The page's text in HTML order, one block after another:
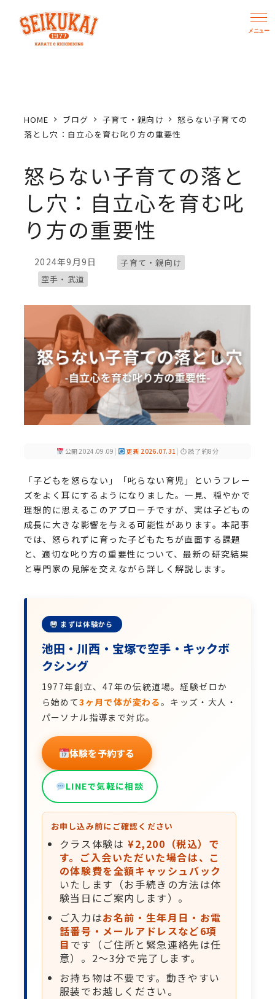
HOME ブログ 子育て・親向け
怒らない子育ての
落とし穴：自立心を育む叱り方の重要性
怒らない子育ての落と
し穴：自立心を育む叱
り方の重要性
投稿日
2024年9月9日 ブログカテゴリー
子育て・親向け
ブログカテゴリー
空手・武道
公開 2024.09.09 | 更新 2026.07.31 | ⏱ 読了 約8分
「子どもを怒らない」「叱らない育児」というフレー
ズをよく耳にするようになりました。一見、穏やかで
理想的に思えるこのアプローチですが、実は子どもの
成長に大きな影響を与える可能性があります。本記事
では、怒られずに育った子どもたちが直面する課題
と、適切な叱り方の重要性について、最新の研究結果
と専門家の見解を交えながら詳しく解説します。
まずは体験から
池田・川西・宝塚で空手・キックボ
クシング
1977年創立、47年の伝統道場。経験ゼロか
ら始めて3ヶ月で体が変わる。キッズ・大人・
パーソナル指導まで対応。
体験を予約する
LINEで気軽に相談
お申し込み前にご確認ください
クラス体験は¥2,200（税込）で
す。ご入会いただいた場合は、こ
の体験費を全額キャッシュバック
いたします（お手続きの方法は体
験当日にご案内します）。
ご入力はお名前・生年月日・お電
話番号・メールアドレスなど6項
目 です（ご住所と緊急連絡先は任
意）。2〜3分で完了します。
お持ち物は不要です。動きやすい
服装でお越しください。